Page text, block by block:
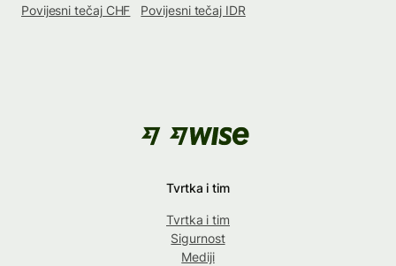
Povijesni tečaj CHF
Povijesni tečaj IDR
Tvrtka i tim
Tvrtka i tim
Sigurnost
Mediji